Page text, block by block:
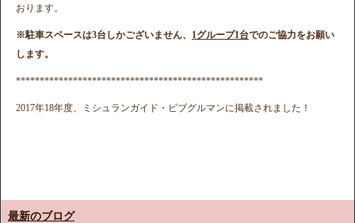
おります。
※駐車スペースは3台しかございません、 1グループ1台でのご協力をお願い
します。
****************************************************
2017年18年度、ミシュランガイド・ビブグルマンに掲載されました！
最新のブログ